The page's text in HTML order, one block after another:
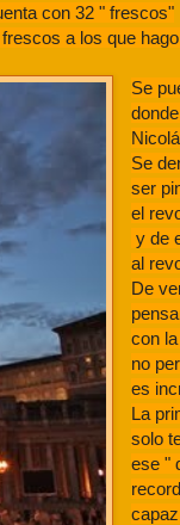
con 32 " frescos"
a los que
Se
Se
ser
el
y de
al
De
con
no
es
La
solo
ese "